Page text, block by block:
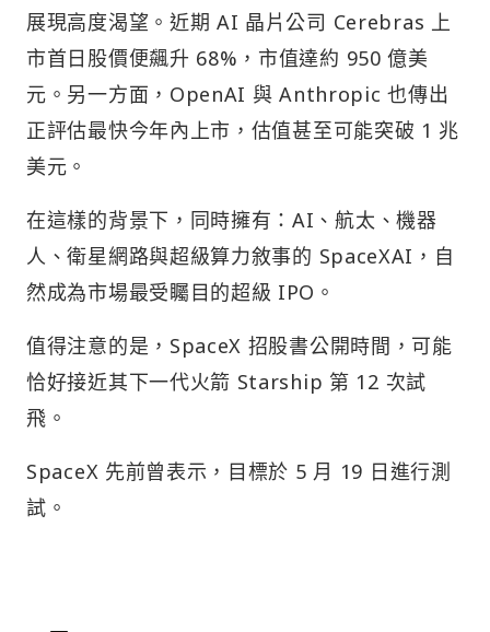
展現高度渴望。近期 AI 晶片公司 Cerebras 上
市首日股價便飆升 68%，市值達約 950 億美
元。另一方面，OpenAI 與 Anthropic 也傳出
正評估最快今年內上市，估值甚至可能突破 1 兆
美元。
在這樣的背景下，同時擁有：AI、航太、機器
人、衛星網路與超級算力敘事的 SpaceXAI，自
然成為市場最受矚目的超級 IPO。
值得注意的是，SpaceX 招股書公開時間，可能
恰好接近其下一代火箭 Starship 第 12 次試
飛。
SpaceX 先前曾表示，目標於 5 月 19 日進行測
試。